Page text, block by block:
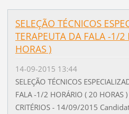
SELEÇÃO TÉCNICOS
TERAPEUTA DA FALA -1/
HORAS )
14-09-2015 13:44
SELEÇÃO TÉCNICOS
FALA -1/2 HORÁRIO ( 20 HORAS
CRITÉRIOS - 14/09/2015